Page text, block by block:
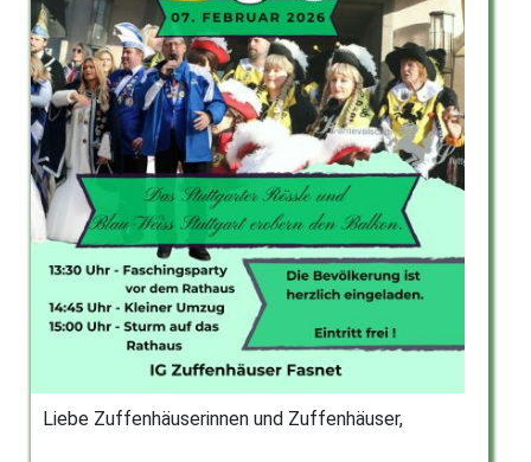
Liebe Zuffenhäuserinnen und Zuffenhäuser,